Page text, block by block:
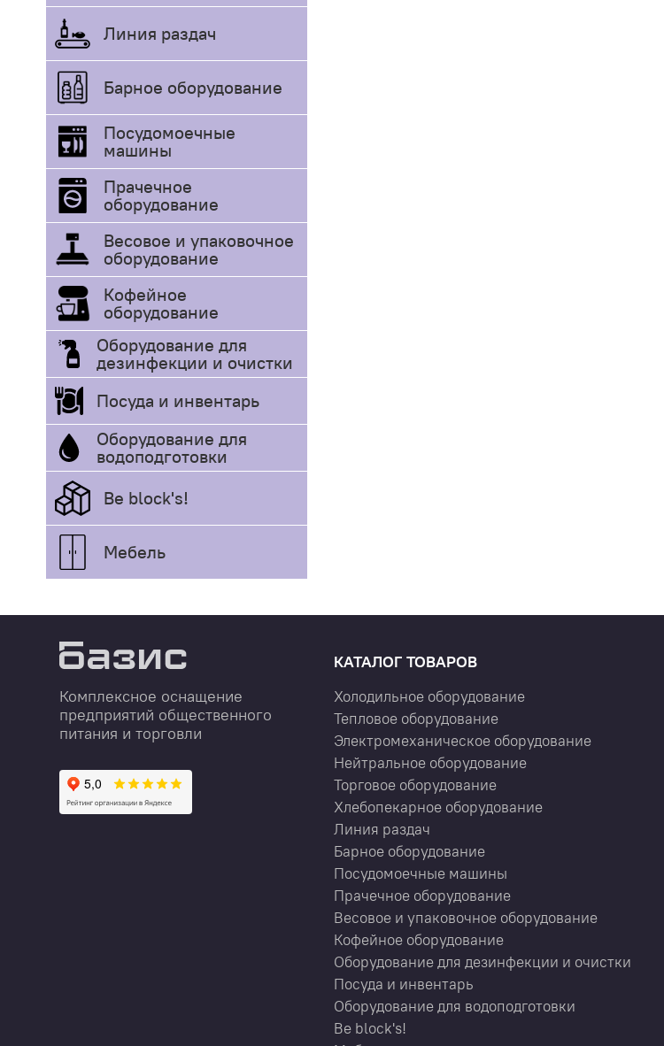
Линия раздач
Барное оборудование
Посудомоечные
машины
Прачечное
оборудование
Весовое и упаковочное
оборудование
Кофейное
оборудование
Оборудование для
дезинфекции и очистки
Посуда и инвентарь
Оборудование для
водоподготовки
Be block's!
Мебель
Комплексное оснащение
предприятий общественного
питания и торговли
КАТАЛОГ ТОВАРОВ
Холодильное оборудование
Тепловое оборудование
Электромеханическое оборудование
Нейтральное оборудование
Торговое оборудование
Хлебопекарное оборудование
Линия раздач
Барное оборудование
Посудомоечные машины
Прачечное оборудование
Весовое и упаковочное оборудование
Кофейное оборудование
Оборудование для дезинфекции и очистки
Посуда и инвентарь
Оборудование для водоподготовки
Be block's!